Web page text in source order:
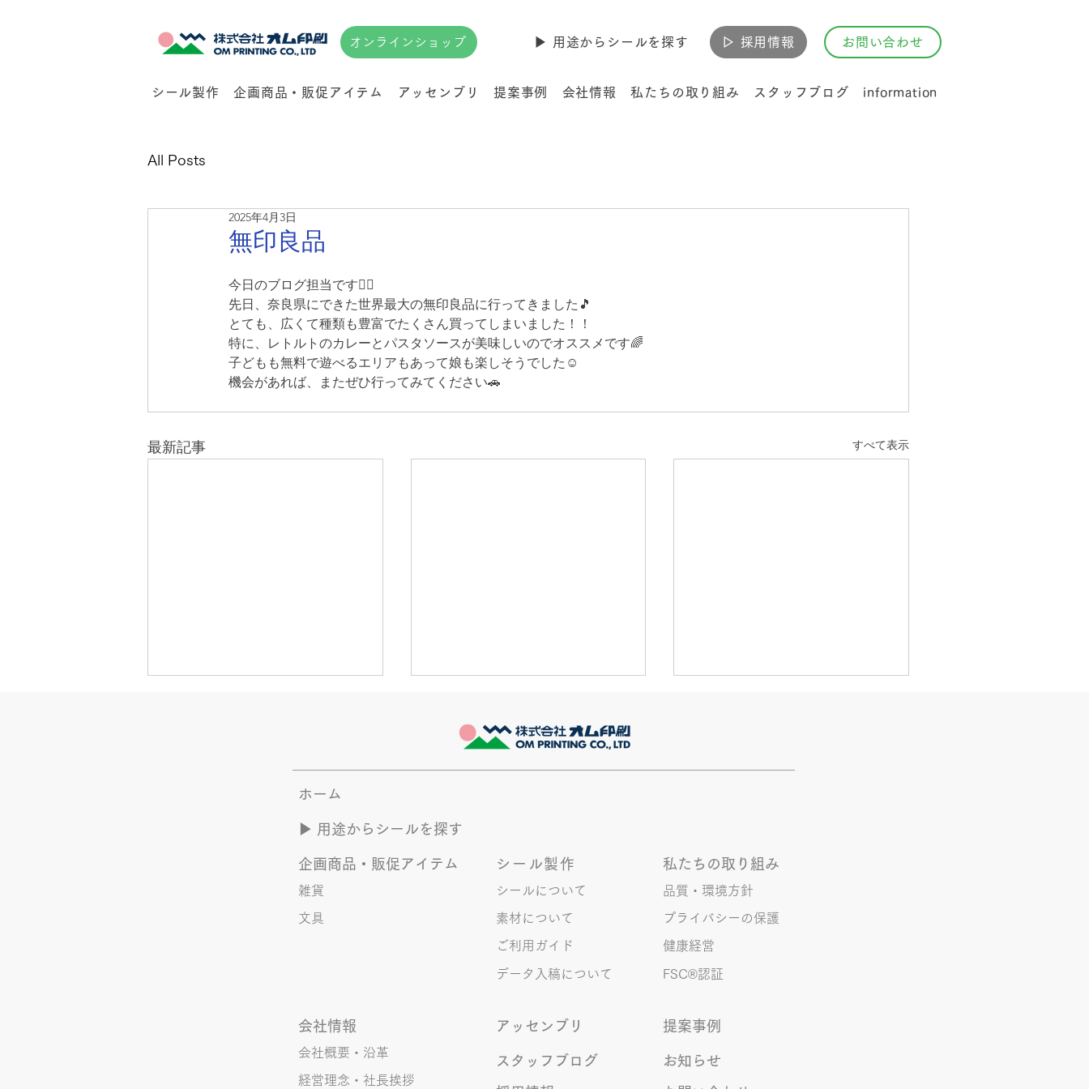
オンラインショップ ▶︎ 用途からシールを探す ▷ 採用情報 お問い合わせ
シール製作 企画商品・販促アイテム アッセンブリ 提案事例 会社情報 私たちの取り組み スタッフブログ information
All Posts
無印良品
2025年4月3日
今日のブログ担当です🙂‍↕️
先日、奈良県にできた世界最大の無印良品に行ってきました🎵
とても、広くて種類も豊富でたくさん買ってしまいました！！
特に、レトルトのカレーとパスタソースが美味しいのでオススメです🌈
子どもも無料で遊べるエリアもあって娘も楽しそうでした☺️
機会があれば、またぜひ行ってみてください🚗
最新記事 すべて表示
夏のYOASOBI つづき
このブログで、きなこの話を書く
のかって？ それは、きなこがま
こ(ニックネーム)は、漢字がちょ
っぴり苦手。 だけど本人はいつ
も自信満々。 【彼女の書いた漢
字の間違い例】 機械説定×⇒設定
〇 準備能熱×⇒態勢〇 証固
「恥ずかしい！」とか「覚えま
す！」になるところ、きなこは
ます。 推し活という程でもない
ホーム
▶︎ 用途からシールを探す
企画商品・販促アイテム
雑貨
文具
会社情報
会社概要・沿革
経営理念・社長挨拶
シール製作
シールについて
素材について
ご利用ガイド
データ入稿について
私たちの取り組み
品質・環境方針
プライバシーの保護
健康経営
FSC®︎認証
アッセンブリ 提案事例
スタッフブログ お知らせ